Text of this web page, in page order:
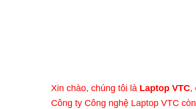
Xin chào, chúng tôi là Laptop VTC,
Công ty Công nghệ Laptop VTC